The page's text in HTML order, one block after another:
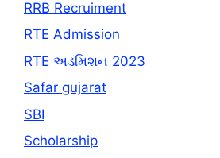
RRB Recruiment
RTE Admission
RTE અડમિશન 2023
Safar gujarat
SBI
Scholarship